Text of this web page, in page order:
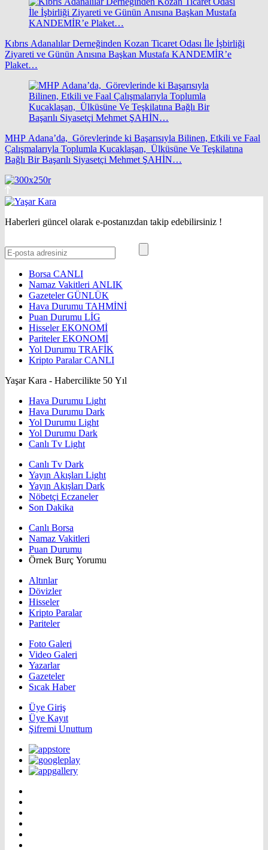
Kıbrıs Adanalılar Derneğinden Kozan Ticaret Odası İle İşbirliği
Ziyareti ve Günün Anısına Başkan Mustafa KANDEMİR’e
Plaket…
MHP Adana’da, Görevlerinde ki Başarısıyla Bilinen, Etkili ve Faal
Çalışmalarıyla Toplumla Kucaklaşan, Ülküsüne Ve Teşkilatına
Bağlı Bir Başarılı Siyasetçi Mehmet ŞAHİN…
Haberleri güncel olarak e-postanızdan takip edebilirsiniz !
Borsa CANLI
Namaz Vakitleri ANLIK
GazetelerGÜNLÜK
Hava Durumu TAHMİNİ
Puan Durumu LİG
HisselerEKONOMİ
ParitelerEKONOMİ
Yol Durumu TRAFİK
Kripto ParalarCANLI
Yaşar Kara - Habercilikte 50 Yıl
Hava Durumu Light
Hava Durumu Dark
Yol Durumu Light
Yol Durumu Dark
Canlı Tv Light
Canlı Tv Dark
Yayın Akışları Light
Yayın Akışları Dark
Nöbetçi Eczaneler
Son Dakika
Canlı Borsa
Namaz Vakitleri
Puan Durumu
Örnek Burç Yorumu
Altınlar
Dövizler
Hisseler
Kripto Paralar
Pariteler
Foto Galeri
Video Galeri
Yazarlar
Gazeteler
Sıcak Haber
Üye Giriş
Üye Kayıt
Şifremi Unuttum